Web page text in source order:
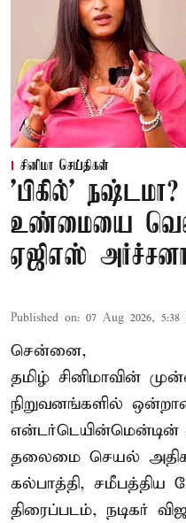
சினிமா செய்திகள்
'பிகில்'
உண்மையை
ஏஜிஎஸ்
Published on: 07 Aug 2026, 5:38
சென்னை,
தமிழ் சினிமாவின்
நிறுவனங்களில்
என்டர்டெயின்மென்டின்
தலைமை செயல்
கல்பாத்தி, சமீபத்திய
திரைப்படம், நடிகர்